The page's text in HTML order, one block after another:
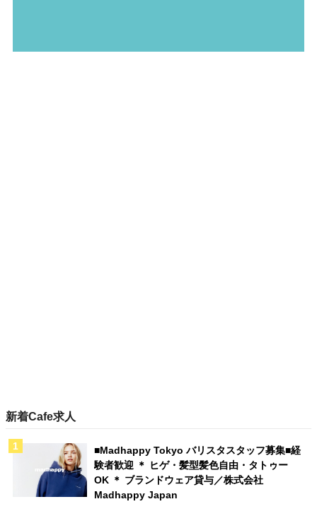
新着Cafe求人
■Madhappy Tokyo バリスタスタッフ募集■経
験者歓迎 ＊ ヒゲ・髪型髪色自由・タトゥー
OK ＊ ブランドウェア貸与／株式会社
Madhappy Japan